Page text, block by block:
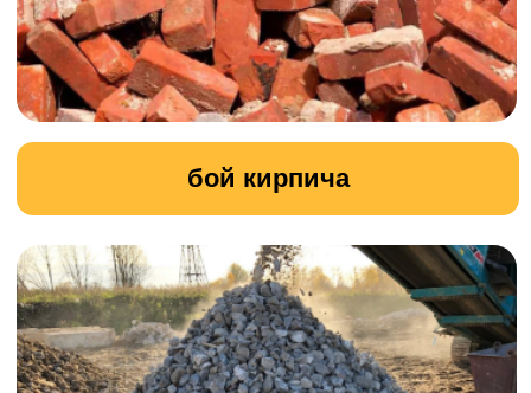
эффективное выполнение работ
любой сложности с использованием
специализированной техники и
оборудования.
УЗНАТЬ ПОДРОБНОСТИ